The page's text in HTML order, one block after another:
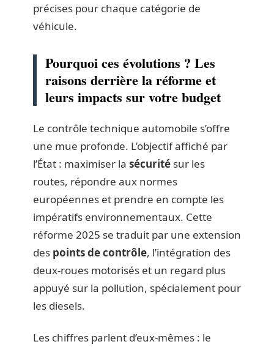
précises pour chaque catégorie de
véhicule.
Pourquoi ces évolutions ? Les
raisons derrière la réforme et
leurs impacts sur votre budget
Le contrôle technique automobile s’offre
une mue profonde. L’objectif affiché par
l’État : maximiser la sécurité sur les
routes, répondre aux normes
européennes et prendre en compte les
impératifs environnementaux. Cette
réforme 2025 se traduit par une extension
des points de contrôle, l’intégration des
deux-roues motorisés et un regard plus
appuyé sur la pollution, spécialement pour
les diesels.
Les chiffres parlent d’eux-mêmes : le